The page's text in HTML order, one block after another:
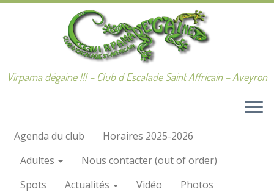
Passer
Virpama dégaine !!! – Club d Escalade Saint Affricain – Aveyron
Agenda du club
Horaires 2025-2026
Adultes
Nous contacter (out of order)
Spots
Actualités Vidéo Photos